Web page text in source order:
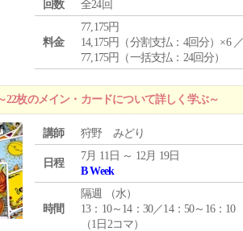
回数
全24回
料金
77,175円
14,175円（分割支払：4回分）×6
77,175円（一括支払：24回分）
枚のメイン・カードについて詳しく学ぶ～
講師 狩野 みどり
日程
7月 11日 ～ 12月 19日
B Week
時間
隔週 （水）
13：10～14：30／14：50～16：10
（1日2コマ）